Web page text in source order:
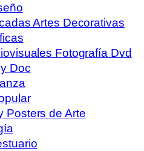
Artes Decorativas
Fotografía Dvd
Doc
Posters de Arte